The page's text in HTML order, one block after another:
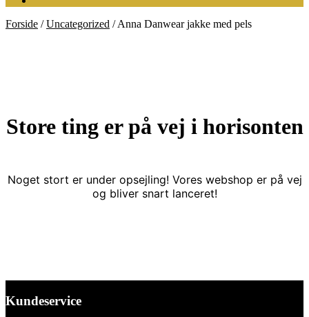
Forside /Uncategorized /Anna Danwear jakke med pels
Store ting er på vej i horisonten
Noget stort er under opsejling! Vores webshop er på vej
og bliver snart lanceret!
Kundeservice